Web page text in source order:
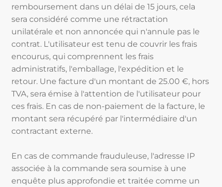
remboursement dans un délai de 15 jours, cela
sera considéré comme une rétractation
unilatérale et non annoncée qui n'annule pas le
contrat. L'utilisateur est tenu de couvrir les frais
encourus, qui comprennent les frais
administratifs, l'emballage, l'expédition et le
retour. Une facture d'un montant de 25.00 €, hors
TVA, sera émise à l'attention de l'utilisateur pour
ces frais. En cas de non-paiement de la facture, le
montant sera récupéré par l'intermédiaire d'un
contractant externe.
En cas de commande frauduleuse, l'adresse IP
associée à la commande sera soumise à une
enquête plus approfondie et traitée comme un